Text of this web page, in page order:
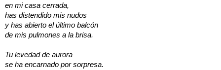
en mi casa cerrada,
has distendido mis nudos
y has abierto el último balcón
de mis pulmones a la brisa.
Tu levedad de aurora
se ha encarnado por sorpresa.